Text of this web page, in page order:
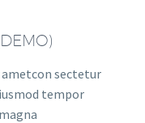
sectetur
tempor